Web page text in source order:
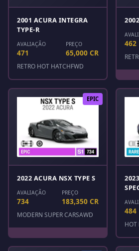
2001 ACURA INTEGRA
TYPE-R
AVALIAÇÃO
471
PREÇO
65,000 CR
RETRO HOT HATCHFWD
462
EPIC
2022 ACURA NSX TYPE S
AVALIAÇÃO
734
PREÇO
183,350 CR
MODERN SUPER CARSAWD 484
HOT